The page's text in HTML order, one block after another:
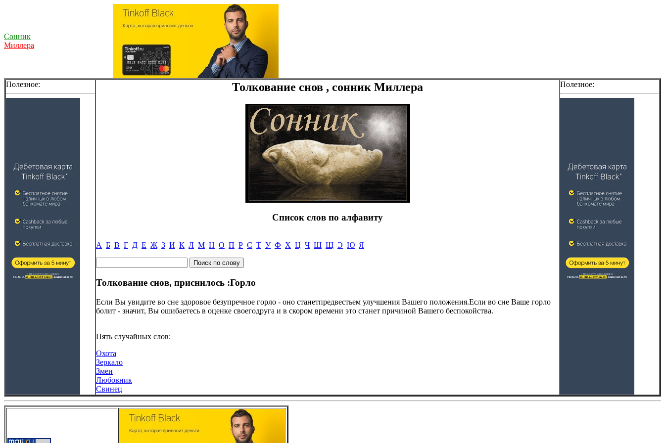
Сонник
Миллера
Полезное: Толкование снов , сонник Миллера
Список слов по алфавиту
А Б В Г Д Е Ж З И К Л М Н О П Р С Т У Ф Х Ц Ч Ш Щ Э Ю Я
Толкование снов, приснилось :Горло
Если Вы увидите во сне здоровое безупречное горло - оно станетпредвестьем улучшения Вашего положения.Если во сне Ваше горло
болит - значит, Вы ошибаетесь в оценке своегодруга и в скором времени это станет причиной Вашего беспокойства.
Пять случайных слов:
Охота
Зеркало
Змеи
Любовник
Свинец
Полезное: